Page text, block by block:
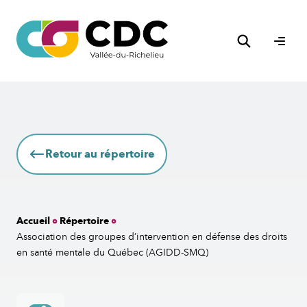
contenuRechercher
Retour au répertoire
Accueil
Répertoire
Association des groupes d’intervention en défense des droits
en santé mentale du Québec (AGIDD-SMQ)